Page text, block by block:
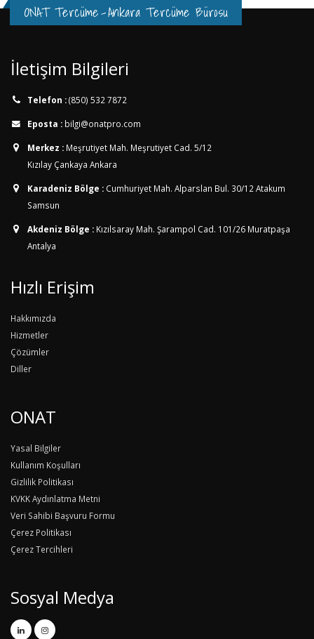
ONAT Tercüme-Ankara Tercüme Bürosu
İletişim Bilgileri
Telefon :(850) 532 7872
Eposta : bilgi@onatpro.com
Merkez : Meşrutiyet Mah. Meşrutiyet Cad. 5/12
Kızılay Çankaya Ankara
Karadeniz Bölge : Cumhuriyet Mah. Alparslan Bul. 30/12 Atakum
Samsun
Akdeniz Bölge : Kızılsaray Mah. Şarampol Cad. 101/26 Muratpaşa
Antalya
Hızlı Erişim
Hakkımızda
Hizmetler
Çözümler
Diller
ONAT
Yasal Bilgiler
Kullanım Koşulları
Gizlilik Politikası
KVKK Aydınlatma Metni
Veri Sahibi Başvuru Formu
Çerez Politikası
Çerez Tercihleri
Sosyal Medya